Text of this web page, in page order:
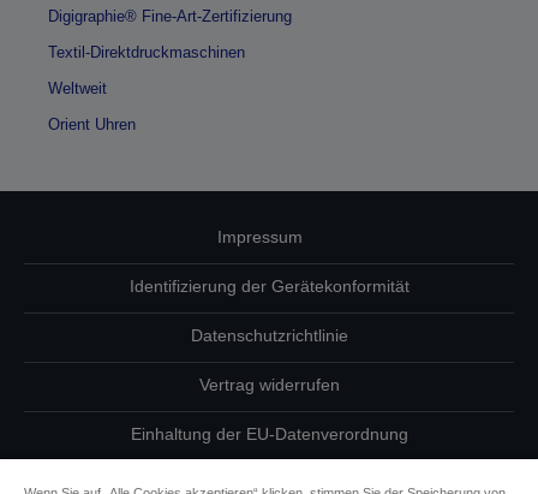
Digigraphie® Fine-Art-Zertifizierung
Textil-Direktdruckmaschinen
Weltweit
Orient Uhren
Impressum
Identifizierung der Gerätekonformität
Datenschutzrichtlinie
Vertrag widerrufen
Einhaltung der EU-Datenverordnung